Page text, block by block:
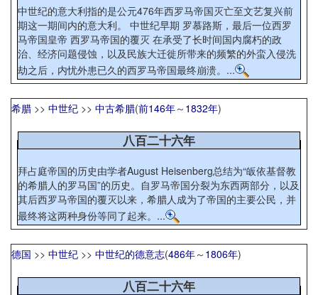
中世纪的意大利指的是公元476年西罗马帝国灭亡至文艺复兴前
期这一期间内的意大利。 中世纪早期 罗慕路斯，最后一位西罗
马帝国皇帝 西罗马帝国的覆灭 在承受了长时间国内腐朽的政
治、经济问题侵蚀，以及民族大迁徙所带来的频繁的外蛮入侵洗
劫之后，内忧外患已久的西罗马帝国最终崩溃。...
希腊 >> 中世纪 >> 中古希腊(前146年～ 1832年)
八百二十六年
拜占庭帝国的历史由学者August Heisenberg总结为“皈依基督教
的希腊人的罗马国”的历史。自罗马帝国分裂为东西两部分，以及
其后西罗马帝国的覆灭以来，希腊人成为了帝国的主要公民，并
最终将这两种身份等同了起来。...
德国 >> 中世纪 >> 中世纪的德意志(486年～ 1806年)
八百二十六年